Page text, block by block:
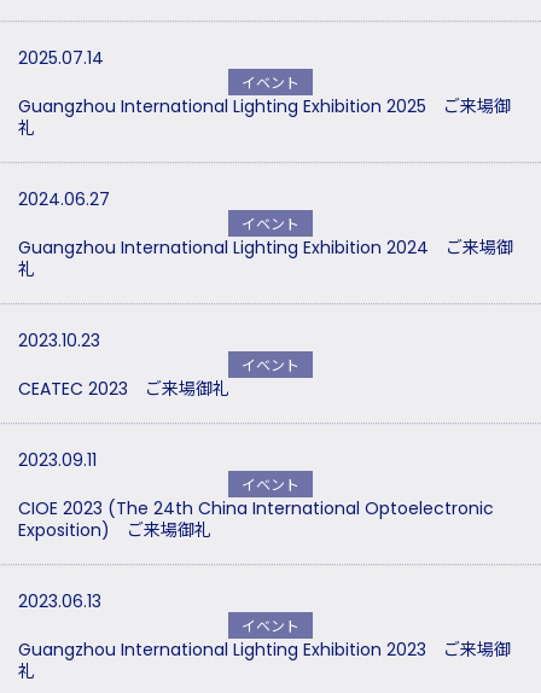
2025.07.14
イベント
Guangzhou International Lighting Exhibition 2025 ご来場御
礼
2024.06.27
イベント
Guangzhou International Lighting Exhibition 2024 ご来場御
礼
2023.10.23
イベント
CEATEC 2023 ご来場御礼
2023.09.11
イベント
CIOE 2023 (The 24th China International Optoelectronic
Exposition) ご来場御礼
2023.06.13
イベント
Guangzhou International Lighting Exhibition 2023 ご来場御
礼